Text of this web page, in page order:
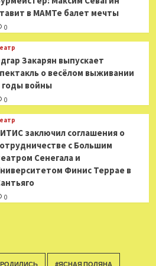
в МАМТе балет мечты
0
Закарян выпускает
о весёлом выживании
годы войны
0
заключил соглашения о
с Большим
Сенегала и
Финис Террае в
0
РОДИЛИСЬ #ЯСНАЯ ПОЛЯНА